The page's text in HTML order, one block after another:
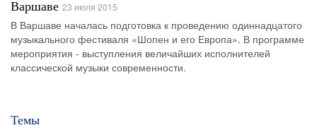
Варшаве 23 июля 2015
В Варшаве началась подготовка к проведению одиннадцатого
музыкального фестиваля «Шопен и его Европа». В программе
мероприятия - выступления величайших исполнителей
классической музыки современности.
Темы